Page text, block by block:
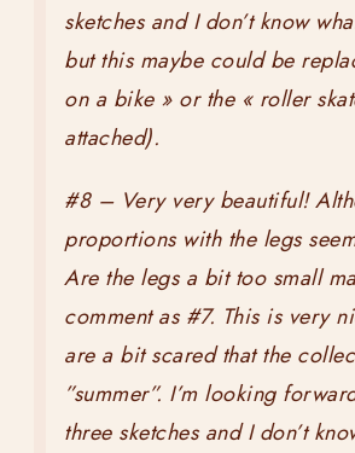
sketches and I don’t know
but this maybe could be
on a bike » or the « roller
attached).
#8 – Very very beautiful!
proportions with the legs
Are the legs a bit too small
comment as #7. This is very
are a bit scared that the
”summer”. I’m looking
three sketches and I don’t